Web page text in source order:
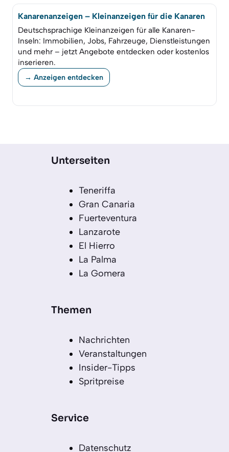
Kanarenanzeigen – Kleinanzeigen für die Kanaren
Deutschsprachige Kleinanzeigen für alle Kanaren-
Inseln: Immobilien, Jobs, Fahrzeuge, Dienstleistungen
und mehr – jetzt Angebote entdecken oder kostenlos
inserieren.
→ Anzeigen entdecken
Unterseiten
Teneriffa
Gran Canaria
Fuerteventura
Lanzarote
El Hierro
La Palma
La Gomera
Themen
Nachrichten
Veranstaltungen
Insider-Tipps
Spritpreise
Service
Datenschutz